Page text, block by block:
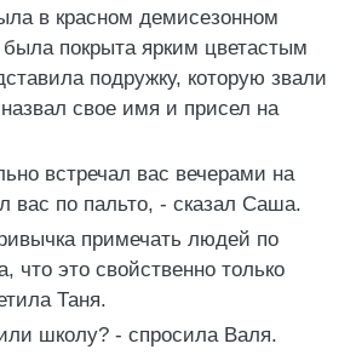
в красном демисезонном
была покрыта ярким цветастым
подружку, которую звали
свое имя и присел на
встречал вас вечерами на
вас по пальто, - сказал Саша.
примечать людей по
что это свойственно только
Таня.
школу? - спросила Валя.